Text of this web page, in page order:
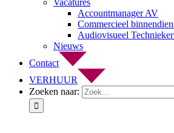
Vacatures
Accountmanager AV
Commercieel
Audiovisueel
Nieuws
Contact
VERHUUR
Zoeken naar: